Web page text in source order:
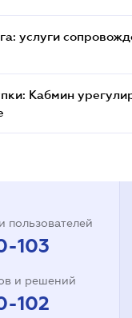
услуги
Кабмин
пользователей
103
и решений
102